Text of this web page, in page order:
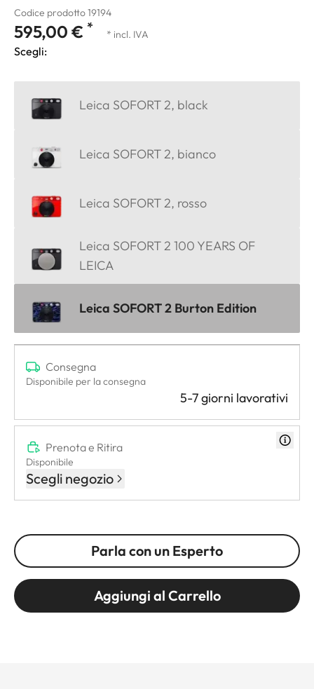
Codice prodotto 19194
595,00 € * * incl. IVA
Scegli:
Leica SOFORT 2, black
Leica SOFORT 2, bianco
Leica SOFORT 2, rosso
Leica SOFORT 2 100 YEARS OF
LEICA
Leica SOFORT 2 Burton Edition
Consegna
Disponibile per la consegna
5-7 giorni lavorativi
Prenota e Ritira
Disponibile
Scegli negozio
Parla con un Esperto
Aggiungi al Carrello